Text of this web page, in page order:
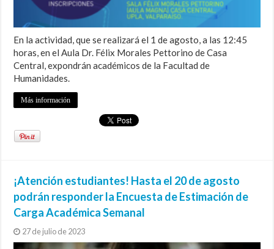
En la actividad, que se realizará el 1 de agosto, a las 12:45
horas, en el Aula Dr. Félix Morales Pettorino de Casa
Central, expondrán académicos de la Facultad de
Humanidades.
Más información
¡Atención estudiantes! Hasta el 20 de agosto
podrán responder la Encuesta de Estimación de
Carga Académica Semanal
27 de julio de 2023